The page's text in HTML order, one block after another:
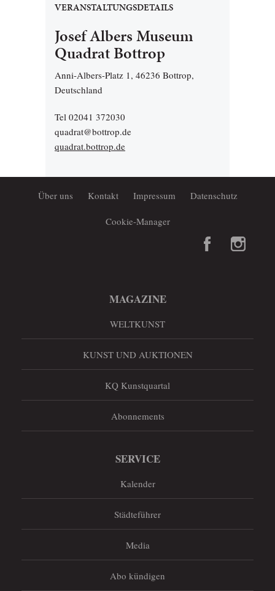
VERANSTALTUNGSDETAILS
Josef Albers Museum
Quadrat Bottrop
Anni-Albers-Platz 1, 46236 Bottrop,
Deutschland
Tel 02041 372030
quadrat@bottrop.de
quadrat.bottrop.de
Über uns Kontakt Impressum Datenschutz
Cookie-Manager
MAGAZINE
WELTKUNST
KUNST UND AUKTIONEN
KQ Kunstquartal
Abonnements
SERVICE
Kalender
Städteführer
Media
Abo kündigen